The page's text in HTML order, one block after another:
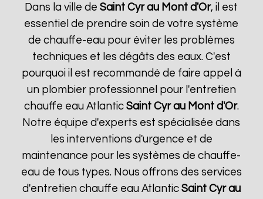
Dans la ville deSaint Cyr au Mont d'Or, il est
essentiel de prendre soin de votre système
de chauffe-eau pour éviter les problèmes
techniques et les dégâts des eaux. C'est
pourquoi il est recommandé de faire appel à
un plombier professionnel pour l'entretien
chauffe eau Atlantic Saint Cyr au Mont d'Or.
Notre équipe d'experts est spécialisée dans
les interventions d'urgence et de
maintenance pour les systèmes de chauffe-
eau de tous types. Nous offrons des services
d'entretien chauffe eau Atlantic Saint Cyr au